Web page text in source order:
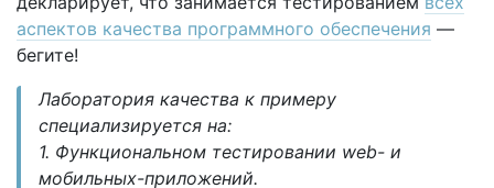
аспектов качества программного обеспечения —
бегите!
Лаборатория качества к примеру
специализируется на:
1. Функциональном тестировании web- и
мобильных-приложений.